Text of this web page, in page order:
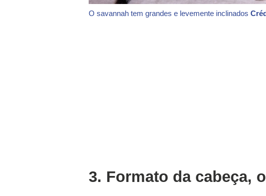
O savannah tem grandes e levemente inclinados
3. Formato da cabeça,